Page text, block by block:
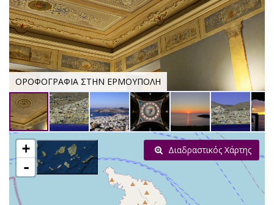
CN
ΟΡΟΦΟΓΡΑΦΙΑ ΣΤΗΝ ΕΡΜΟΥΠΟΛΗ
+
-
Διαδραστικός Χάρτης